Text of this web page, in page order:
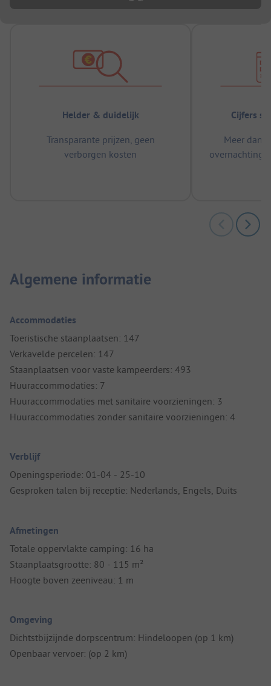
Helder & duidelijk
Transparante prijzen, geen
verborgen kosten
Cijfers
Meer dan
Algemene informatie
Accommodaties
Toeristische staanplaatsen: 147
Verkavelde percelen: 147
Staanplaatsen voor vaste kampeerders: 493
Huuraccommodaties: 7
Huuraccommodaties met sanitaire voorzieningen: 3
Huuraccommodaties zonder sanitaire voorzieningen: 4
Verblijf
Openingsperiode: 01-04 - 25-10
Gesproken talen bij receptie: Nederlands, Engels, Duits
Afmetingen
Totale oppervlakte camping: 16 ha
Staanplaatsgrootte: 80 - 115 m²
Hoogte boven zeeniveau: 1 m
Omgeving
Dichtstbijzijnde dorpscentrum: Hindeloopen (op 1 km)
Openbaar vervoer: (op 2 km)